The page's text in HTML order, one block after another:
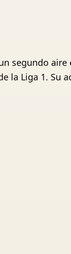
segundo
la Liga 1. Su